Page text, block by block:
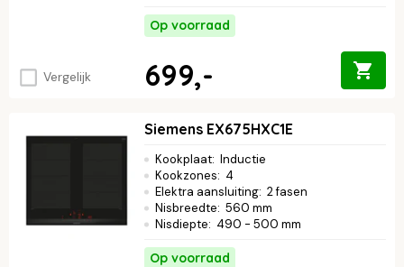
Vergelijk
Op voorraad
699,-
Siemens EX675HXC1E
Kookplaat: Inductie
Kookzones: 4
Elektra aansluiting: 2 fasen
Nisbreedte: 560 mm
Nisdiepte: 490 - 500 mm
Op voorraad